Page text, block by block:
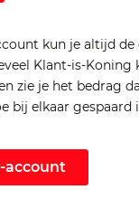
kun je altijd de
Klant-is-Koning
zie je het bedrag
bij elkaar gespaard
account